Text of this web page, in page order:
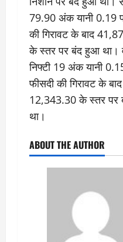
79.90 अंक यानी 0.19
की गिरावट के बाद
के स्तर पर बंद हुआ था।
निफ्टी 19 अंक यानी
फीसदी की गिरावट के बाद
12,343.30 के स्तर
था।
ABOUT THE AUTHOR